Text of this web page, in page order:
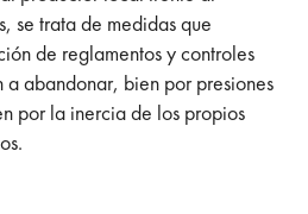
se trata de medidas que
de reglamentos y controles
a abandonar, bien por presiones
por la inercia de los propios